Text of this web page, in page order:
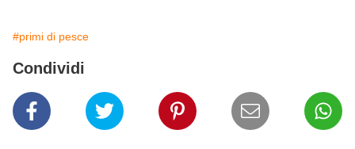
#primi di pesce
Condividi